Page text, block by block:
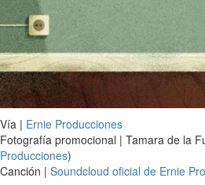
Vía | Ernie Producciones
Fotografía promocional | Tamara de la
Producciones)
Canción | Soundcloud oficial de Ernie